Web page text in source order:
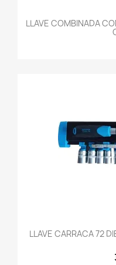
LLAVE COMBINADA
LLAVE CARRACA 72